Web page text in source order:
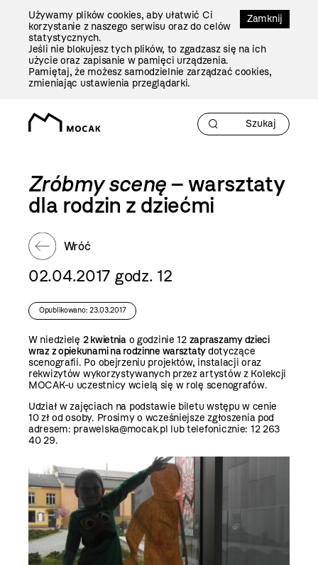
Zamknij
Używamy plików cookies, aby ułatwić Ci
korzystanie z naszego serwisu oraz do celów
statystycznych.
Jeśli nie blokujesz tych plików, to zgadzasz się na ich
użycie oraz zapisanie w pamięci urządzenia.
Pamiętaj, że możesz samodzielnie zarządzać cookies,
zmieniając ustawienia przeglądarki.
Zróbmy scenę– warsztaty
dla rodzin z dziećmi
Wróć
02.04.2017 godz. 12
Opublikowano: 23.03.2017
W niedzielę 2 kwietniao godzinie 12 zapraszamy dzieci
wraz z opiekunami na rodzinne warsztatydotyczące
scenografii. Po obejrzeniu projektów, instalacji oraz
rekwizytów wykorzystywanych przez artystów z Kolekcji
MOCAK-u uczestnicy wcielą się w rolę scenografów.
Udział w zajęciach na podstawie biletu wstępu w cenie
10 zł od osoby. Prosimy o wcześniejsze zgłoszenia pod
adresem: prawelska@mocak.pl lub telefonicznie: 12 263
40 29.